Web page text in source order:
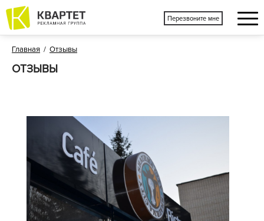
Перезвоните мне
Главная / Отзывы
ОТЗЫВЫ